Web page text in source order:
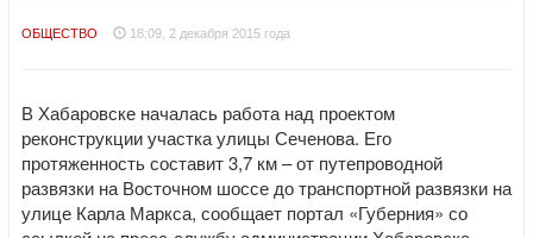
ОБЩЕСТВО 18:09, 2 декабря 2015 года
В Хабаровске началась работа над проектом
реконструкции участка улицы Сеченова. Его
протяженность составит 3,7 км – от путепроводной
развязки на Восточном шоссе до транспортной развязки на
улице Карла Маркса, сообщает портал «Губерния» со